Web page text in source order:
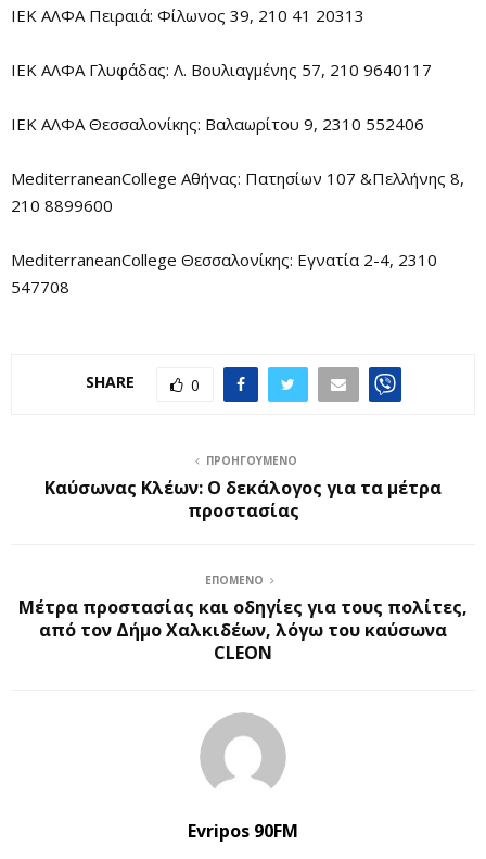
ΙΕΚ ΑΛΦΑ Πειραιά: Φίλωνος 39, 210 41 20313
ΙΕΚ ΑΛΦΑ Γλυφάδας: Λ. Βουλιαγμένης 57, 210 9640117
ΙΕΚ ΑΛΦΑ Θεσσαλονίκης: Βαλαωρίτου 9, 2310 552406
MediterraneanCollege Αθήνας: Πατησίων 107 &Πελλήνης 8,
210 8899600
MediterraneanCollege Θεσσαλονίκης: Εγνατία 2-4, 2310
547708
SHARE 0
ΠΡΟΗΓΟΎΜΕΝΟ
Καύσωνας Κλέων: Ο δεκάλογος για τα μέτρα
προστασίας
ΕΠΌΜΕΝΟ
Μέτρα προστασίας και οδηγίες για τους πολίτες,
από τον Δήμο Χαλκιδέων, λόγω του καύσωνα
CLEON
Evripos 90FM